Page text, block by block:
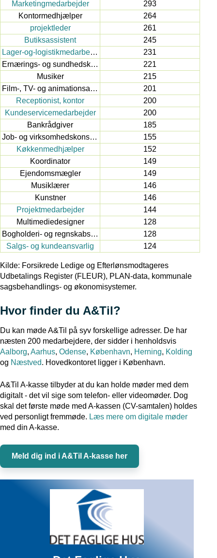
Marketingmedarbejder
293
Kontormedhjælper
264
projektleder
261
Butiksassistent
245
Lager-og-logistikmedarbejder
231
Ernærings- og sundhedskonsulent
221
Musiker
215
Film-, TV- og animationsarbejder
201
Receptionist, kontor
200
Kundeservicemedarbejder
200
Bankrådgiver
185
Job- og virksomhedskonsulent
155
Køkkenmedhjælper
152
Koordinator
149
Ejendomsmægler
149
Musiklærer
146
Kunstner
146
Projektmedarbejder
144
Multimediedesigner
128
Bogholderi- og regnskabsassistent
128
Salgs- og kundeansvarlig
124
Kilde: Forsikrede Ledige og Efterlønsmodtageres
Udbetalings Register (FLEUR), PLAN-data, kommunale
sagsbehandlings- og økonomisystemer.
Hvor finder du A&Til?
Du kan møde A&Til på syv forskellige adresser. De har
næsten 200 medarbejdere, der sidder i henholdsvis
Aalborg, Aarhus, Odense, København, Herning, Kolding
og Næstved. Hovedkontoret ligger i København.
A&Til A-kasse tilbyder at du kan holde møder med dem
digitalt - det vil sige som telefon- eller videomøder. Dog
skal det første møde med A-kassen (CV-samtalen) holdes
ved personligt fremmøde. Læs mere om digitale møder
med din A-kasse.
Meld dig ind i A&Til A-kasse her